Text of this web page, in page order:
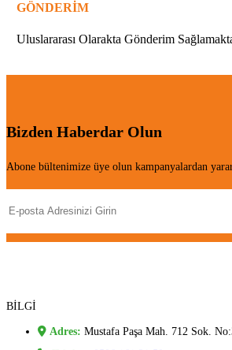
GÖNDERİM
Uluslararası Olarakta Gönderim
Bizden Haberdar Olun
Abone bültenimize üye olun kampanyalardan
BİLGİ
Adres: Mustafa Paşa Mah. 712 Sok.